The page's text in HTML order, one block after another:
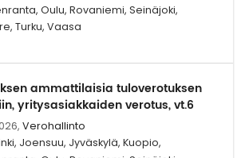
Oulu, Rovaniemi, Seinäjoki,
Turku, Vaasa
ammattilaisia tuloverotuksen
yritysasiakkaiden verotus, vt.6
Verohallinto
Joensuu, Jyväskylä, Kuopio,